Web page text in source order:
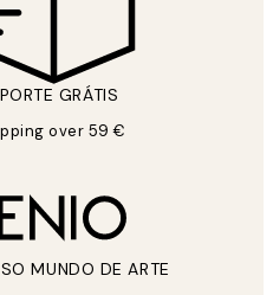
GRÁTIS
over 59 €
MUNDO DE ARTE